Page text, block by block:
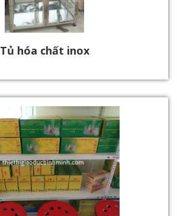
Tủ hóa chất inox